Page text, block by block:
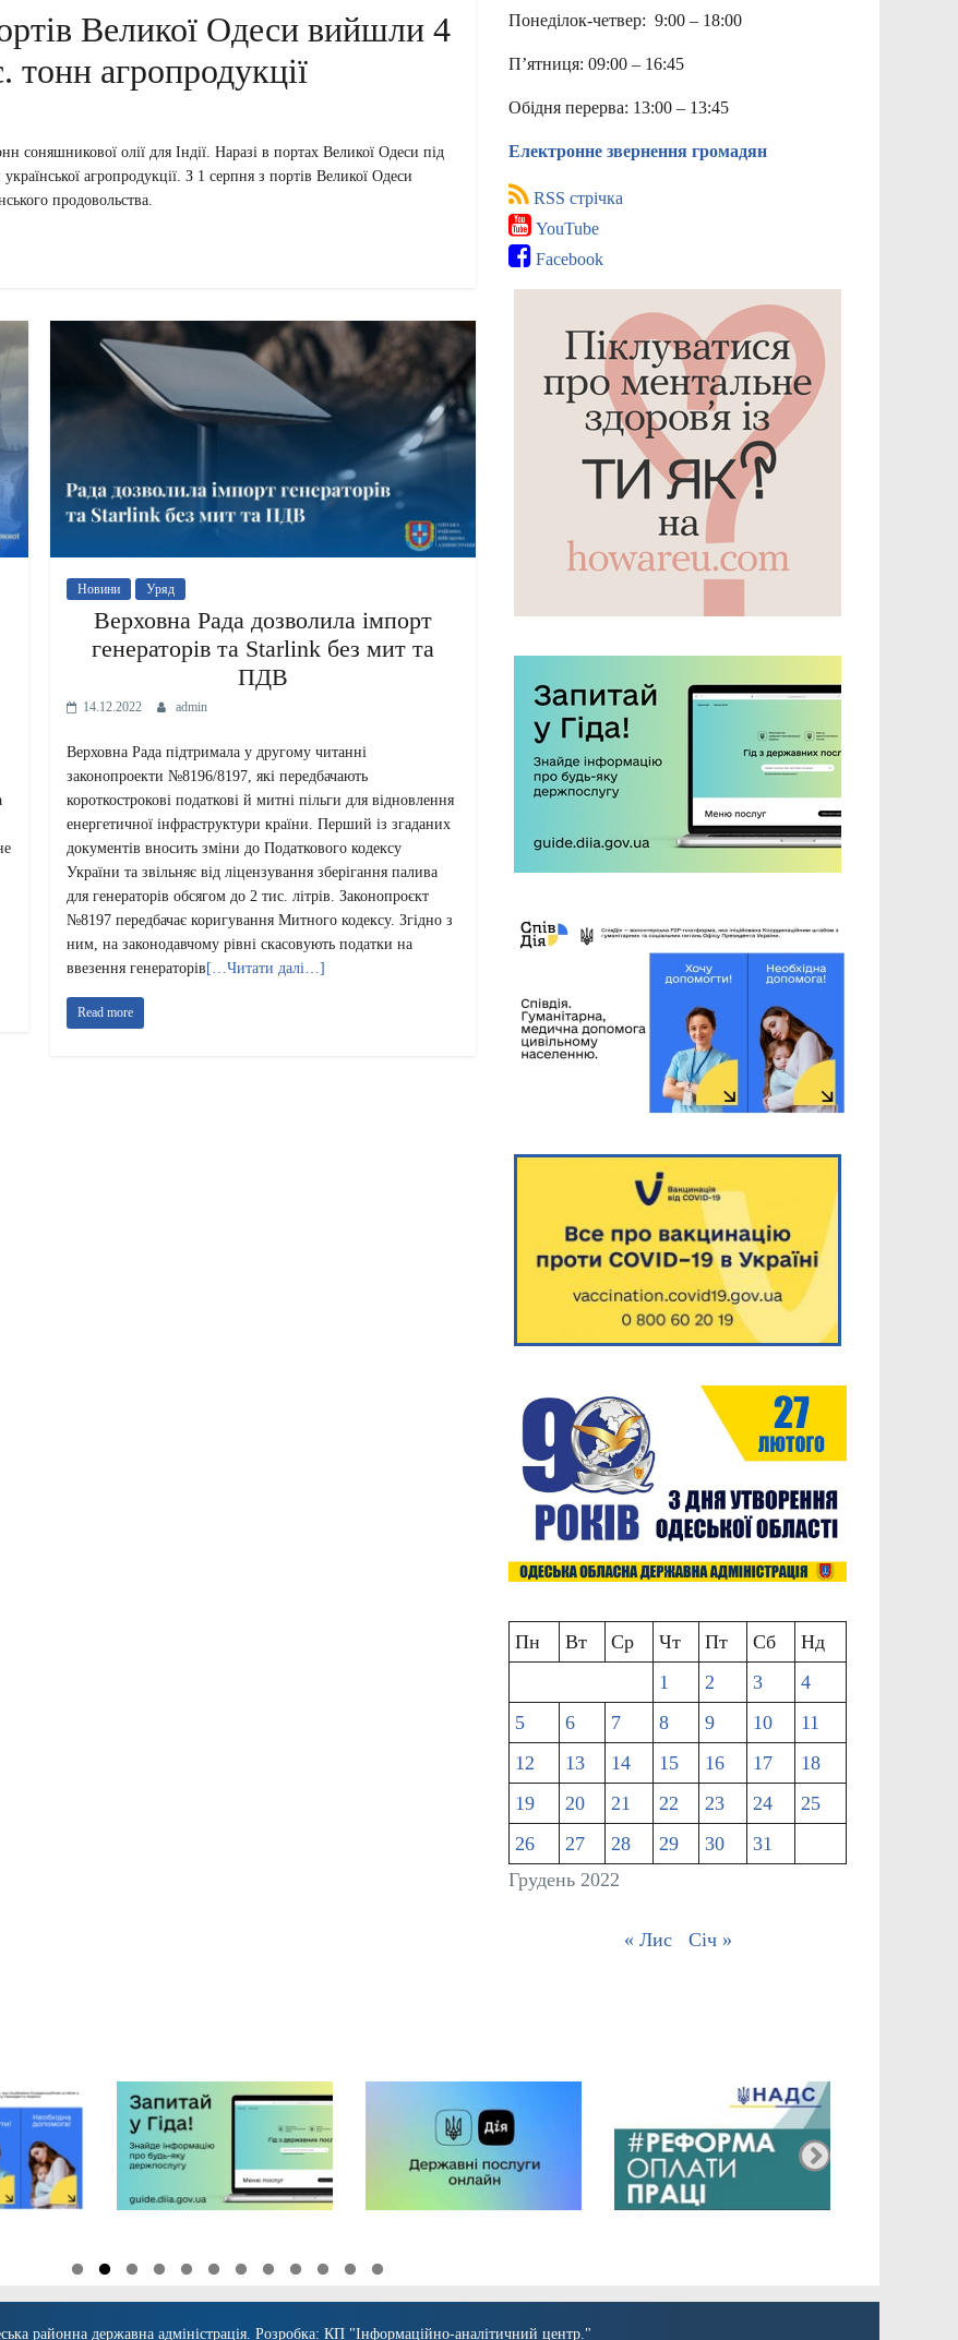
Великої Одеси вийшли 4
тонн агропродукції
олії для Індії. Наразі в портах Великої Одеси під
агропродукції. З 1 серпня з портів Великої Одеси
продовольства.
Новини Уряд
Верховна Рада дозволила імпорт
генераторів та Starlink без мит та
ПДВ
14.12.2022 admin
Верховна Рада підтримала у другому читанні
законопроекти №8196/8197, які передбачають
короткострокові податкові й митні пільги для відновлення
енергетичної інфраструктури країни. Перший із згаданих
документів вносить зміни до Податкового кодексу
України та звільняє від ліцензування зберігання палива
для генераторів обсягом до 2 тис. літрів. Законопроєкт
№8197 передбачає коригування Митного кодексу. Згідно з
ним, на законодавчому рівні скасовують податки на
ввезення генераторів[…Читати далі…]
Read more
Понеділок-четвер: 9:00 – 18:00
П’ятниця: 09:00 – 16:45
Обідня перерва: 13:00 – 13:45
Електронне звернення громадян
RSS стрічка
YouTube
Facebook
Грудень 2022
Пн Вт Ср Чт Пт Сб
Нд
1
2 3
4
5
6 7 8 9 10
11
12
13 14 15 16 17
18
19
20 21 22 23 24
25
26
27 28 29 30 31
« Лис Січ »
районна державна адміністрація . Розробка: КП "Інформаційно-аналітичний центр."